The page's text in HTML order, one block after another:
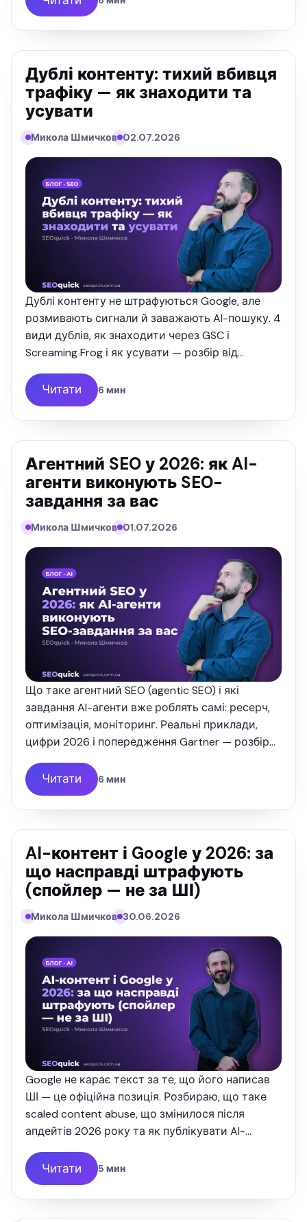
Дублі контенту: тихий вбивця
трафіку — як знаходити та
усувати
Микола Шмичков 02.07.2026
Дублі контенту не штрафуються Google, але
розмивають сигнали й заважають AI-пошуку. 4
види дублів, як знаходити через GSC і
Screaming Frog і як усувати — розбір від
Читати 6 мин
Агентний SEO у 2026: як AI-
агенти виконують SEO-
завдання за вас
Микола Шмичков 01.07.2026
Що таке агентний SEO (agentic SEO) і які
завдання AI-агенти вже роблять самі: ресерч,
оптимізація, моніторинг. Реальні приклади,
цифри 2026 і попередження Gartner — розбір
Читати 6 мин
AI-контент і Google у 2026: за
що насправді штрафують
(спойлер — не за ШІ)
Микола Шмичков 30.06.2026
Google не карає текст за те, що його написав
ШІ — це офіційна позиція. Розбираю, що таке
scaled content abuse, що змінилося після
апдейтів 2026 року та як публікувати AI-
Читати 5 мин